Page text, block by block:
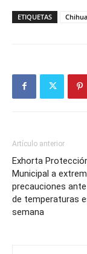
ETIQUETAS
Artículo anterior
Exhorta
Municipal a
precauciones
de temperaturas
semana